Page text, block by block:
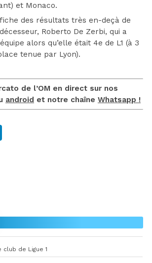
et Monaco.
des résultats très en-deçà de
Roberto De Zerbi, qui a
alors qu’elle était 4e de L1 (à 3
tenue par Lyon).
de l’OM en direct sur nos
android et notre chaîne Whatsapp !
club de Ligue 1